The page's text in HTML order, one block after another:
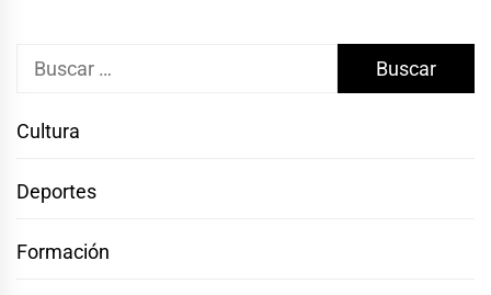
Buscar:
Cultura
Deportes
Formación